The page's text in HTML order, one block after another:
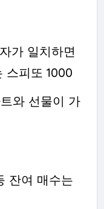
가 일치하면
스피또 1000
와 선물이 가
잔여 매수는